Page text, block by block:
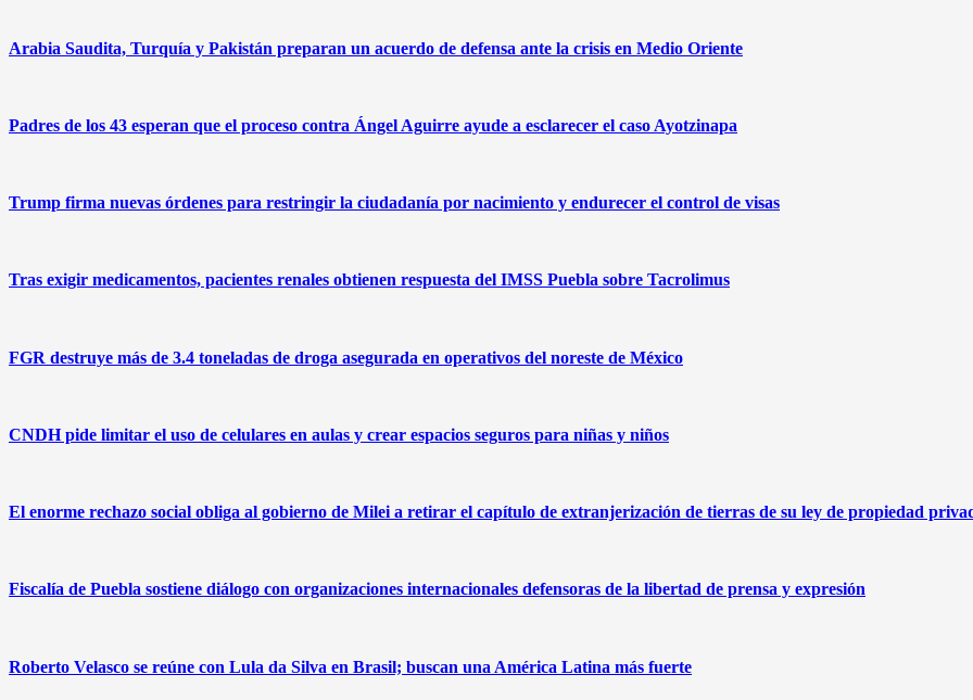
Arabia Saudita, Turquía y Pakistán preparan un acuerdo de defensa ante la crisis en Medio Oriente
Padres de los 43 esperan que el proceso contra Ángel Aguirre ayude a esclarecer el caso Ayotzinapa
Trump firma nuevas órdenes para restringir la ciudadanía por nacimiento y endurecer el control de visas
Tras exigir medicamentos, pacientes renales obtienen respuesta del IMSS Puebla sobre Tacrolimus
FGR destruye más de 3.4 toneladas de droga asegurada en operativos del noreste de México
CNDH pide limitar el uso de celulares en aulas y crear espacios seguros para niñas y niños
El enorme rechazo social obliga al gobierno de Milei a retirar el capítulo de extranjerización de tierras de su ley de propiedad
Fiscalía de Puebla sostiene diálogo con organizaciones internacionales defensoras de la libertad de prensa y expresión
Roberto Velasco se reúne con Lula da Silva en Brasil; buscan una América Latina más fuerte